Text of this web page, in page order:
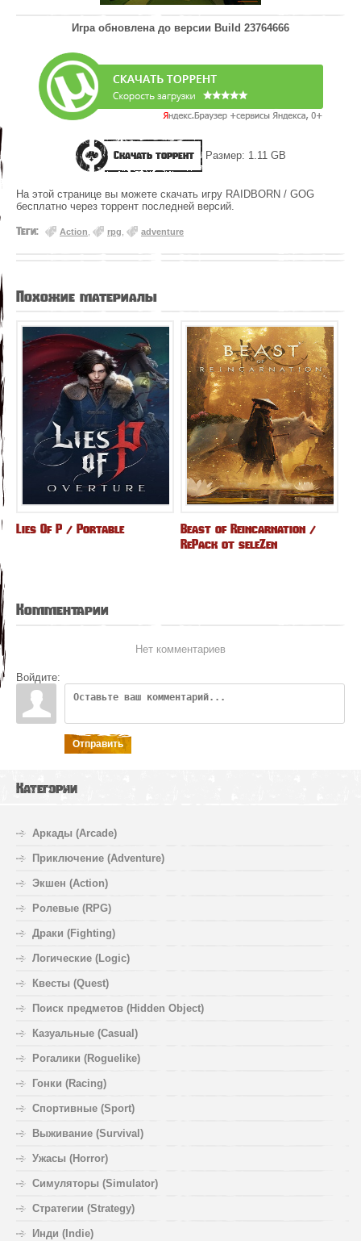
Игра обновлена до версии Build 23764666
Скачать торрент Размер: 1.11 GB
На этой странице вы можете скачать игру RAIDBORN / GOG
бесплатно через торрент последней версий.
Теги: Action rpg adventure
Похожие материалы
Lies Of P / Portable
Beast of Reincarnation /
RePack от seleZen
Комментарии
Нет комментариев
Войдите:
Отправить
Категории
Аркады (Arcade)
Приключение (Adventure)
Экшен (Action)
Ролевые (RPG)
Драки (Fighting)
Логические (Logic)
Квесты (Quest)
Поиск предметов (Hidden Object)
Казуальные (Casual)
Рогалики (Roguelike)
Гонки (Racing)
Спортивные (Sport)
Выживание (Survival)
Ужасы (Horror)
Симуляторы (Simulator)
Стратегии (Strategy)
Инди (Indie)